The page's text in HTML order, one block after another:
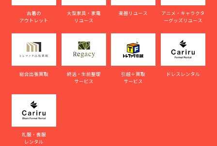
古着の
アウトレット
大型家具・家電
リユース
楽器リユース
アニメ・キャラクタ
ーグッズリユース
総合出張買取
終活・生前整理
サービス
引越＋買取
サービス
ドレスレンタル
礼服・喪服
レンタル